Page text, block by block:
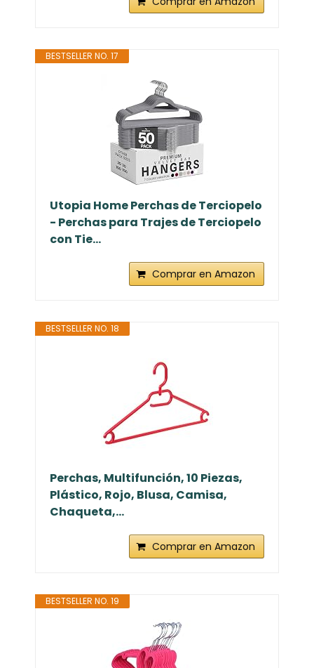
BESTSELLER NO. 17
Utopia Home Perchas de Terciopelo
- Perchas para Trajes de Terciopelo
con Tie...
Comprar en Amazon
BESTSELLER NO. 18
Perchas, Multifunción, 10 Piezas,
Plástico, Rojo, Blusa, Camisa,
Chaqueta,...
Comprar en Amazon
BESTSELLER NO. 19